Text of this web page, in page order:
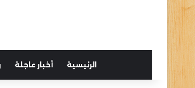
الرئيسية أخبار عاجلة